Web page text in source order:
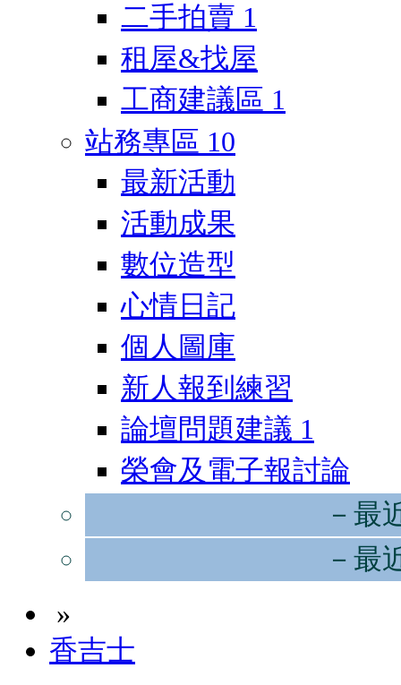
二手拍賣 1
租屋&找屋
工商建議區 1
站務專區 10
最新活動
活動成果
數位造型
心情日記
個人圖庫
新人報到練習
論壇問題建議 1
榮會及電子報討論
－最
－最
»
香吉士